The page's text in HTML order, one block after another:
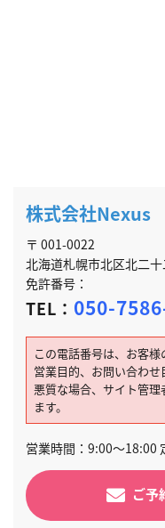
株式会社Nexus
〒 001-0022
北海道札幌市北区北二
免許番号：
TEL： 050-
この電話番号は、お客様
営業目的、お問い合わせ
悪質な場合、サイト管
ます。
営業時間：9:00～18:00
ご予